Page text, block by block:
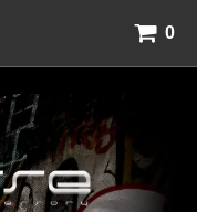
0